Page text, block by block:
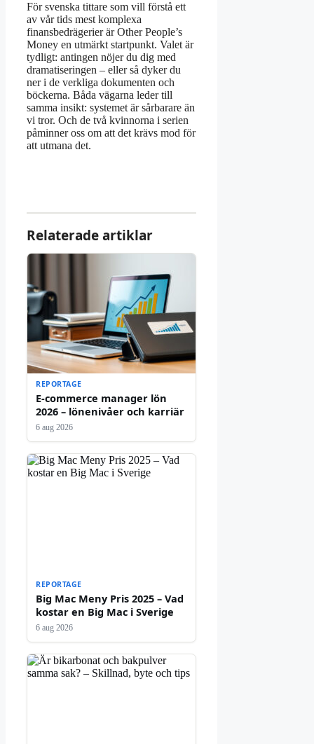
För svenska tittare som vill förstå ett
av vår tids mest komplexa
finansbedrägerier är Other People’s
Money en utmärkt startpunkt. Valet är
tydligt: antingen nöjer du dig med
dramatiseringen – eller så dyker du
ner i de verkliga dokumenten och
böckerna. Båda vägarna leder till
samma insikt: systemet är sårbarare än
vi tror. Och de två kvinnorna i serien
påminner oss om att det krävs mod för
att utmana det.
Relaterade artiklar
REPORTAGE
E-commerce manager lön
2026 – lönenivåer och karriär
6 aug 2026
REPORTAGE
Big Mac Meny Pris 2025 – Vad
kostar en Big Mac i Sverige
6 aug 2026